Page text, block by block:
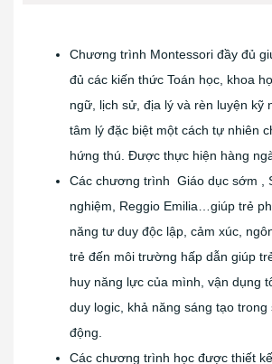
Chương trình Montessori đầy đủ
đủ các kiến thức Toán học, khoa
ngữ, lịch sử, địa lý và rèn luyện kỹ
tâm lý đặc biệt một cách tự nhiên
hứng thú. Được thực hiện hàng
Các chương trình Giáo dục sớm ,
nghiệm, Reggio Emilia…giúp trẻ
năng tư duy độc lập, cảm xúc,
trẻ đến môi trường hấp dẫn giúp
huy năng lực của mình, vận dụng
duy logic, khả năng sáng tạo
động.
Các chương trình học được thiết